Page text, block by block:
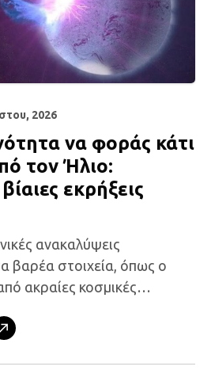
2026
να φοράς κάτι
τον Ήλιο:
εκρήξεις
ανακαλύψεις
βαρέα στοιχεία, όπως ο
ακραίες κοσμικές
εντυπωσιακή, καθώς